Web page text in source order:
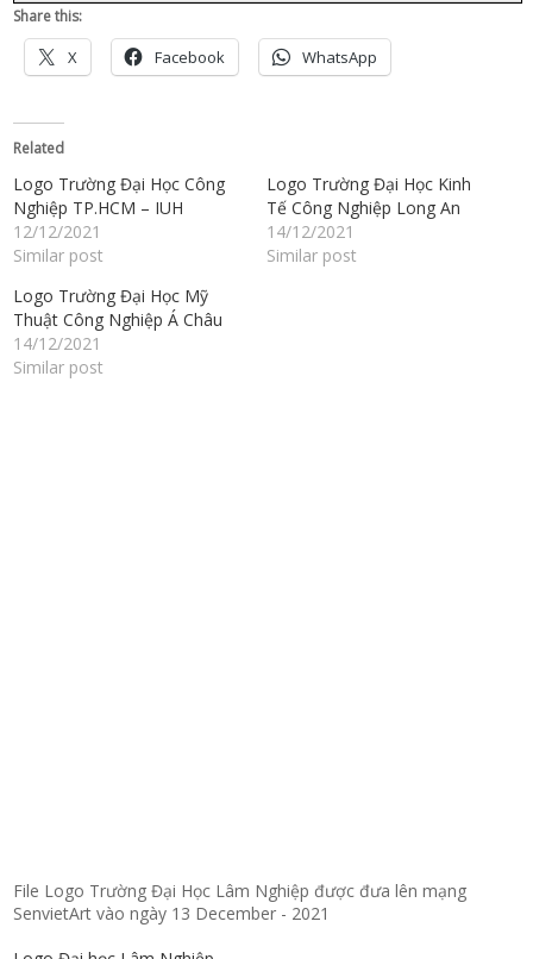
Share this:
X Facebook WhatsApp
Related
Logo Trường Đại Học Công
Nghiệp TP.HCM – IUH
12/12/2021
Similar post
Logo Trường Đại Học Kinh
Tế Công Nghiệp Long An
14/12/2021
Similar post
Logo Trường Đại Học Mỹ
Thuật Công Nghiệp Á Châu
14/12/2021
Similar post
File Logo Trường Đại Học Lâm Nghiệp được đưa lên mạng
SenvietArt vào ngày 13 December - 2021